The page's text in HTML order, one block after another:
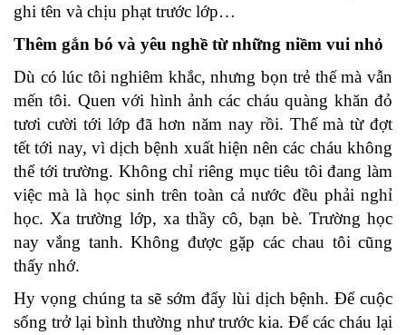
ghi tên và chịu phạt trước lớp…
Thêm gắn bó và yêu nghề từ những niềm vui nhỏ
Dù có lúc tôi nghiêm khắc, nhưng bọn trẻ thế mà vẫn
mến tôi. Quen với hình ảnh các cháu quàng khăn đỏ
tươi cười tới lớp đã hơn năm nay rồi. Thế mà từ đợt
tết tới nay, vì dịch bệnh xuất hiện nên các cháu không
thể tới trường. Không chỉ riêng mục tiêu tôi đang làm
việc mà là học sinh trên toàn cả nước đều phải nghỉ
học. Xa trường lớp, xa thầy cô, bạn bè. Trường học
nay vắng tanh. Không được gặp các chau tôi cũng
thấy nhớ.
Hy vọng chúng ta sẽ sớm đẩy lùi dịch bệnh. Để cuộc
sống trở lại bình thường như trước kia. Để các cháu lại